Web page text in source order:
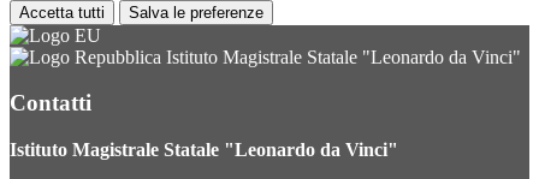
Accetta tutti Salva le preferenze
Istituto Magistrale Statale "Leonardo da Vinci"
Contatti
Istituto Magistrale Statale "Leonardo da Vinci"